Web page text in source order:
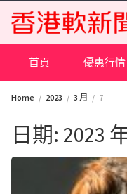
content
首頁 優惠行情
Home 2023 3 月 7
日期: 2023